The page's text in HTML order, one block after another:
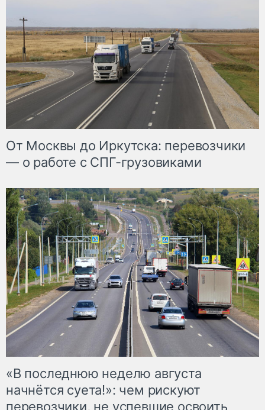
От Москвы до Иркутска: перевозчики
— о работе с СПГ-грузовиками
«В последнюю неделю августа
начнётся суета!»: чем рискуют
перевозчики, не успевшие освоить